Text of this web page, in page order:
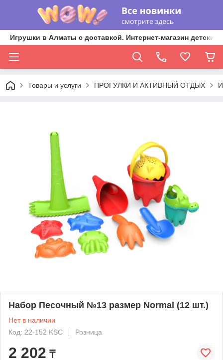
Игрушки в Алматы с доставкой. Интернет-магазин
Товары и услуги ПРОГУЛКИ И АКТИВНЫЙ ОТДЫХ
Набор Песочный №13 размер Normal (12 шт.)
Нет в наличии
Код: 22-152 KSC
Розница
2 202 ₸